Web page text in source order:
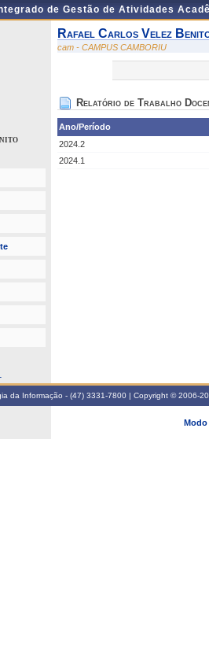
de Gestão de Atividades
Rafael Carlos Velez
cam - CAMPUS CAMBORIU
Relatório de Trabalho
Ano/Período
2024.2
2024.1
da Informação - (47) 3331-7800 | Copyright © 2006-
Modo